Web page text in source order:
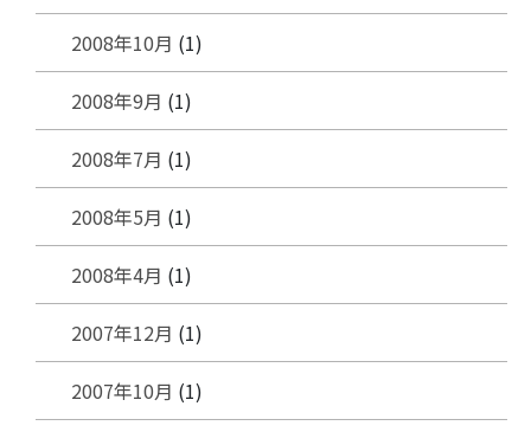
2008年10月 (1)
2008年9月 (1)
2008年7月 (1)
2008年5月 (1)
2008年4月 (1)
2007年12月 (1)
2007年10月 (1)